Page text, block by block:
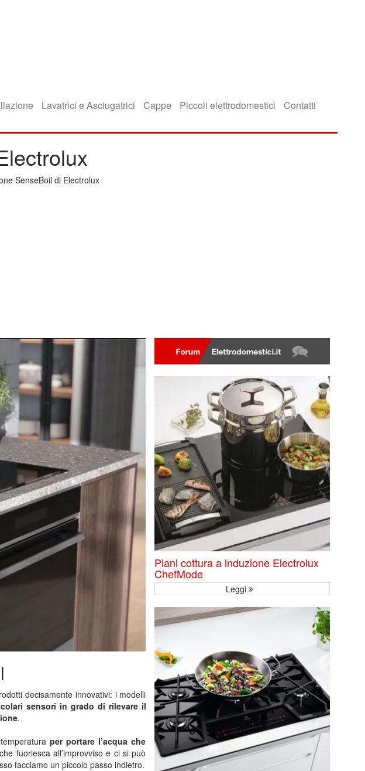
Lavatrici e Asciugatrici Cappe Piccoli elettrodomestici Contatti
SenseBoil di Electrolux
decisamente innovativi: i modelli
sensori in grado di rilevare il
.
per portare l’acqua che
fuoriesca all’improvviso e ci si può
facciamo un piccolo passo indietro.
Piani cottura a induzione Electrolux
ChefMode
Leggi